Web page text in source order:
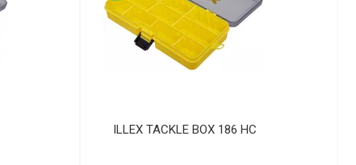
ILLEX TACKLE BOX 186 HC